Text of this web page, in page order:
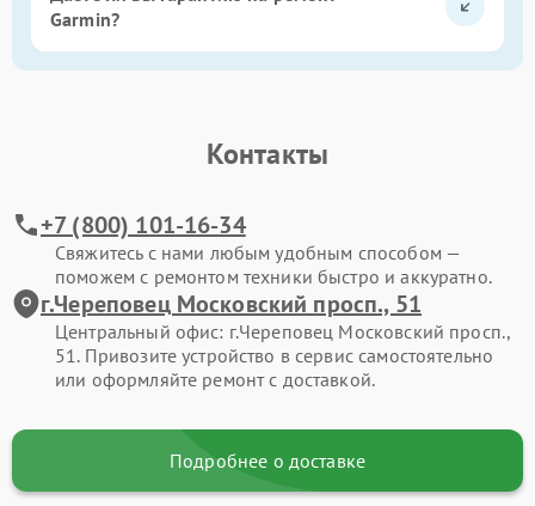
Garmin?
Контакты
+7 (800) 101-16-34
Свяжитесь с нами любым удобным способом —
поможем с ремонтом техники быстро и аккуратно.
г.Череповец Московский просп., 51
Центральный офис: г.Череповец Московский просп.,
51. Привозите устройство в сервис самостоятельно
или оформляйте ремонт с доставкой.
Подробнее о доставке